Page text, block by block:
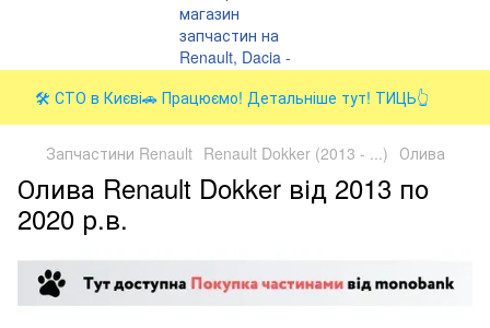
🛠️ СТО в Києві🚗 Працюємо! Детальніше тут! ТИЦЬ👆
Запчастини Renault Renault Dokker (2013 - ...) Олива
Олива Renault Dokker від 2013 по
2020 р.в.